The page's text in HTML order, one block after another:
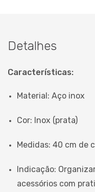
Detalhes
Características:
Material: Aço inox
Cor: Inox (prata)
Medidas: 40 cm de
Indicação:
acessórios com